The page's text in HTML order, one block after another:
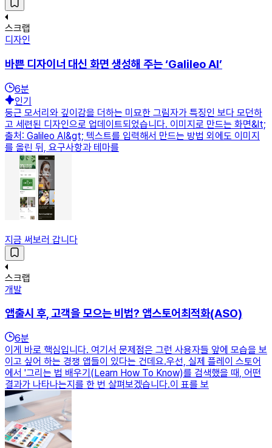
스크랩
디자인
바쁜 디자이너 대신 화면 생성해 주는 ‘Galileo AI’
6분
인기
둥근 모서리와 깊이감을 더하는 미묘한 그림자가 특징인 보다 모던하
고 세련된 디자인으로 업데이트되었습니다. 이미지로 만드는 화면&lt;
출처: Galileo AI&gt; 텍스트를 입력해서 만드는 방법 외에도 이미지
를 올린 뒤, 요구사항과 테마를
지금 써보러 갑니다
스크랩
개발
앱출시 후, 고객을 모으는 비법? 앱스토어최적화(ASO)
6분
이게 바로 핵심입니다. 여기서 문제점은 그런 사용자들 앞에 모습을 보
이고 싶어 하는 경쟁 앱들이 있다는 건데요.우선, 실제 플레이 스토어
에서 '그리는 법 배우기(Learn How To Know)를 검색했을 때, 어떤
결과가 나타나는지를 한 번 살펴보겠습니다.이 표를 보